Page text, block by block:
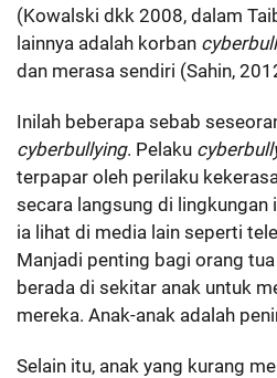
(Kowalski dkk 2008, dalam
lainnya adalah korban
dan merasa sendiri (Sahin,
Inilah beberapa sebab
cyberbullying. Pelaku
terpapar oleh perilaku
secara langsung di lingkungan
ia lihat di media lain seperti
Manjadi penting bagi orang
berada di sekitar anak untuk
mereka. Anak-anak adalah
Selain itu, anak yang kurang